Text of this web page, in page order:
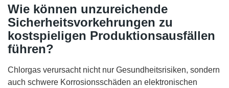
Wie können unzureichende
Sicherheitsvorkehrungen zu
kostspieligen Produktionsausfällen
führen?
Chlorgas verursacht nicht nur Gesundheitsrisiken, sondern
auch schwere Korrosionsschäden an elektronischen